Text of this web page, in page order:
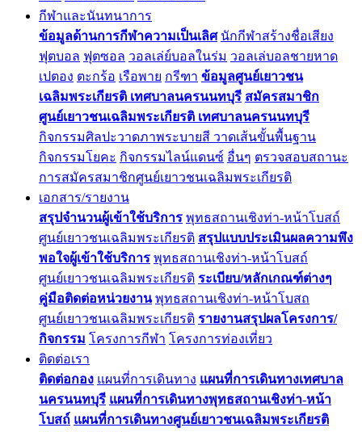
กีฬาและนันทนาการ
ข้อมูลด้านการกีฬาความเป็นเลิศ นักกีฬาสร้างชื่อเสียง
ฟุตบอล ฟุตซอล วอลเล่ย์บอลในร่ม วอลเล่บอลชายหาด
เปตอง ตะกร้อ เรือพาย กรีฑา ข้อมูลศูนย์เยาวชน
เฉลิมพระเกียรติ เทศบาลนครนนทบุรี สมัครสมาชิก
ศูนย์เยาวชนเฉลิมพระเกียรติ เทศบาลนครนนทบุรี
กิจกรรมศิลปะวาดภาพระบายสี วาดเส้นขั้นพื้นฐาน
กิจกรรมโยคะ กิจกรรมไลน์แดนซ์ อื่นๆ ตรวจสอบสถานะ
การสมัครสมาชิกศูนย์เยาวชนเฉลิมพระเกียรติ
เอกสาร/รายงาน
สรุปจำนวนผู้เข้าใช้บริการ พุทธสถานเชิงท่า-หน้าโบสถ์
ศูนย์เยาวชนเฉลิมพระเกียรติ สรุปแบบประเมินผลความพึง
พอใจผู้เข้าใช้บริการ พุทธสถานเชิงท่า-หน้าโบสถ์
ศูนย์เยาวชนเฉลิมพระเกียรติ ระเบียบ/หลักเกณฑ์ต่างๆ
คู่มือติดต่อหน่วยงาน พุทธสถานเชิงท่า-หน้าโบสถ
ศูนย์เยาวชนเฉลิมพระเกียรติ รายงานสรุปผลโครงการ/
กิจกรรม โครงการกีฬา โครงการท่องเที่ยว
ติดต่อเรา
ติดต่อกอง แผนที่การเดินทาง แผนที่การเดินทางเทศบาล
นครนนทบุรี แผนที่การเดินทางพุทธสถานเชิงท่า-หน้า
โบสถ์ แผนที่การเดินทางศูนย์เยาวชนเฉลิมพระเกียรติ